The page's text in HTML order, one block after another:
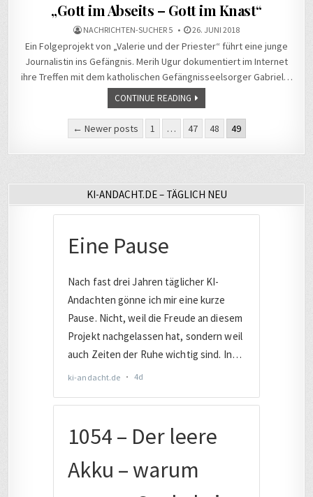
„Gott im Abseits – Gott im Knast“
NACHRICHTEN-SUCHER 5 26. JUNI 2018
Ein Folgeprojekt von „Valerie und der Priester“ führt eine junge
Journalistin ins Gefängnis. Merih Ugur dokumentiert im Internet
ihre Treffen mit dem katholischen Gefängnisseelsorger Gabriel…
CONTINUE READING
Seitennummerierung
der
← Newer posts 1 … 47 48 49
KI-ANDACHT.DE – TÄGLICH NEU